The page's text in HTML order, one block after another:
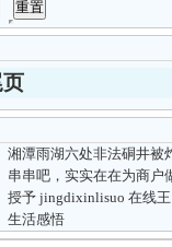
页
湘潭雨湖六处非法硐井被
串串吧，实实在在为商户
授予 jingdixinlisuo 在线
生活感悟